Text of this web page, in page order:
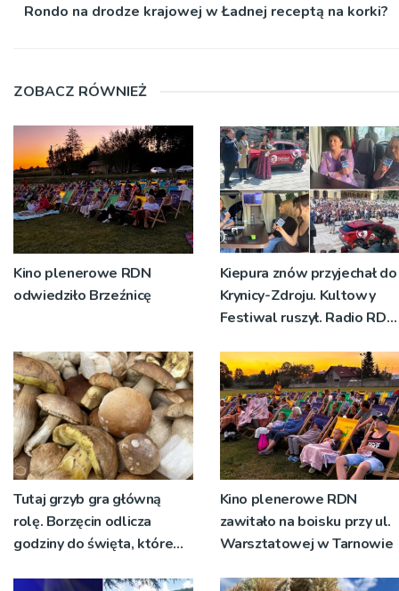
Rondo na drodze krajowej w Ładnej receptą na korki?
ZOBACZ RÓWNIEŻ
Kino plenerowe RDN
odwiedziło Brzeźnicę
Kiepura znów przyjechał do
Krynicy-Zdroju. Kultowy
Festiwal ruszył. Radio RDN
żywo [ZDJĘCIA]
Tutaj grzyb gra główną
rolę. Borzęcin odlicza
godziny do święta, które
Kino plenerowe RDN
zawitało na boisku przy ul.
Warsztatowej w Tarnowie